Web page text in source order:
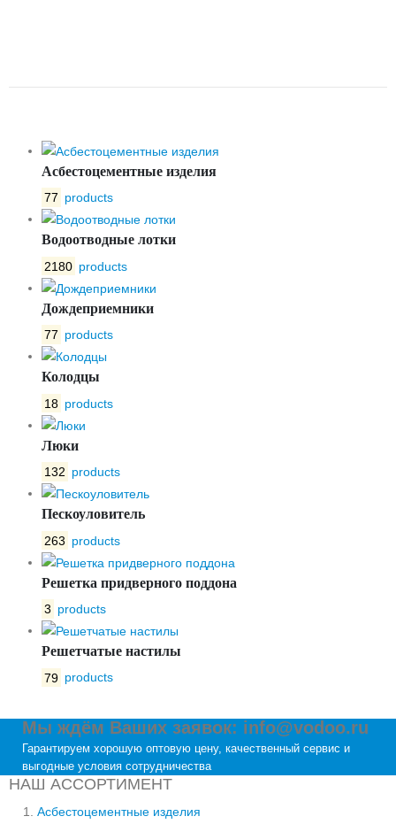
Асбестоцементные изделия
77 products
Водоотводные лотки
2180 products
Дождеприемники
77 products
Колодцы
18 products
Люки
132 products
Пескоуловитель
263 products
Решетка придверного поддона
3 products
Решетчатые настилы
79 products
Мы ждём Ваших заявок: info@vodoo.ru
Гарантируем хорошую оптовую цену, качественный сервис и
выгодные условия сотрудничества
НАШ АССОРТИМЕНТ
Асбестоцементные изделия